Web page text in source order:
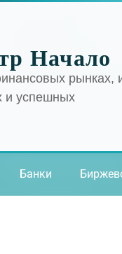
Начало
рынках,
и успешных
Банки